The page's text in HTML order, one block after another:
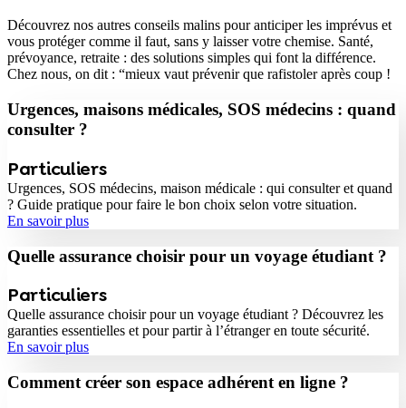
Découvrez nos autres conseils malins pour anticiper les imprévus et
vous protéger comme il faut, sans y laisser votre chemise. Santé,
prévoyance, retraite : des solutions simples qui font la différence.
Chez nous, on dit : “mieux vaut prévenir que rafistoler après coup !
Urgences, maisons médicales, SOS médecins : quand
consulter ?
Particuliers
Urgences, SOS médecins, maison médicale : qui consulter et quand
? Guide pratique pour faire le bon choix selon votre situation.
En savoir plus
Quelle assurance choisir pour un voyage étudiant ?
Particuliers
Quelle assurance choisir pour un voyage étudiant ? Découvrez les
garanties essentielles et pour partir à l’étranger en toute sécurité.
En savoir plus
Comment créer son espace adhérent en ligne ?